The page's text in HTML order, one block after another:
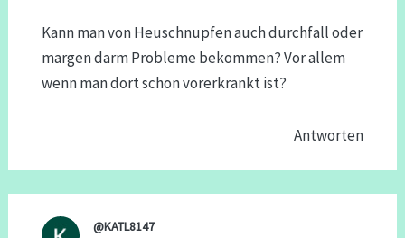
Kann man von Heuschnupfen auch durchfall oder
margen darm Probleme bekommen? Vor allem
wenn man dort schon vorerkrankt ist?
Antworten
@KATL8147